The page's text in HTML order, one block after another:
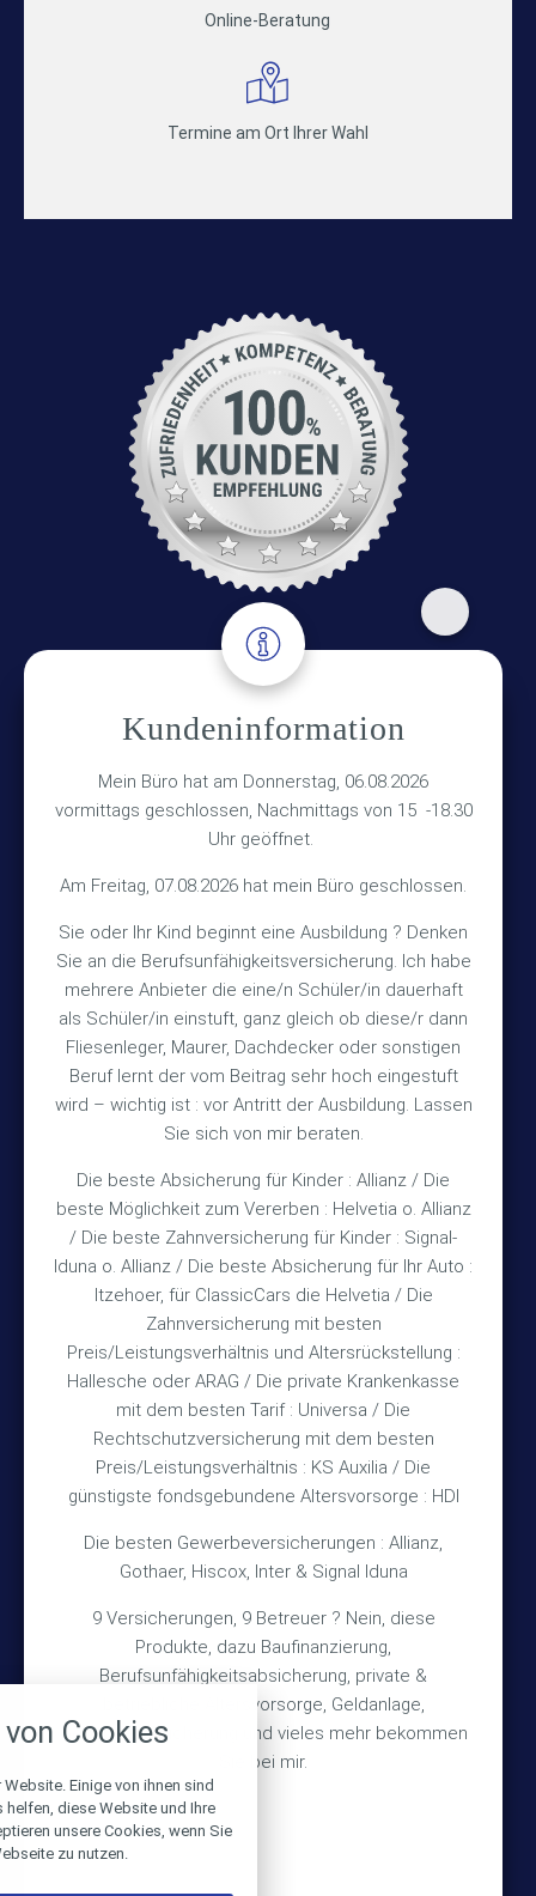
Kundeninformation
Mein Büro hat am Donnerstag, 06.08.2026
vormittags geschlossen, Nachmittags von 15 -18.30
Uhr geöffnet.
Am Freitag, 07.08.2026 hat mein Büro geschlossen.
Sie oder Ihr Kind beginnt eine Ausbildung ? Denken
Sie an die Berufsunfähigkeitsversicherung. Ich habe
mehrere Anbieter die eine/n Schüler/in dauerhaft
als Schüler/in einstuft, ganz gleich ob diese/r dann
Fliesenleger, Maurer, Dachdecker oder sonstigen
Beruf lernt der vom Beitrag sehr hoch eingestuft
wird – wichtig ist : vor Antritt der Ausbildung. Lassen
Sie sich von mir beraten.
Die beste Absicherung für Kinder : Allianz / Die
beste Möglichkeit zum Vererben : Helvetia o. Allianz
/ Die beste Zahnversicherung für Kinder : Signal-
Iduna o. Allianz / Die beste Absicherung für Ihr Auto :
Itzehoer, für ClassicCars die Helvetia / Die
Zahnversicherung mit besten
Preis/Leistungsverhältnis und Altersrückstellung :
Hallesche oder ARAG / Die private Krankenkasse
mit dem besten Tarif : Universa / Die
Rechtschutzversicherung mit dem besten
Preis/Leistungsverhältnis : KS Auxilia / Die
günstigste fondsgebundene Altersvorsorge : HDI
Die besten Gewerbeversicherungen : Allianz,
Gothaer, Hiscox, Inter & Signal Iduna
9 Versicherungen, 9 Betreuer ? Nein, diese
Produkte, dazu Baufinanzierung,
Berufsunfähigkeitsabsicherung, private &
betriebliche Altersvorsorge, Geldanlage,
Gebäudeversicherung und vieles mehr bekommen
Sie bei mir.
Online-Beratung
Termine am Ort Ihrer Wahl
Adresse
Hinterkampstr.1a
30890 Barsinghausen
TEL +49 (5105) 1811
FAX +49 (5105) 2720
vmh1a@web.de
Bürozeiten
Mo – Fr 10:15 – 12:00 Uhr
Mo & Do 15:30 – 18:00 Uhr
und nach Vereinbarung
Rechtliches
Impressum
Datenschutz
Erstinformation
Wichtiges
Über mich
Bedarfsermittlung
Schadensmeldung
© 2026 Versicherungsmakler Haberkamp GmbH
Cookies
Einige von ihnen sind
diese Website und Ihre
unsere Cookies, wenn Sie
zu nutzen.
alle verwendeten Cookies und
zu blockieren.
Notwendig